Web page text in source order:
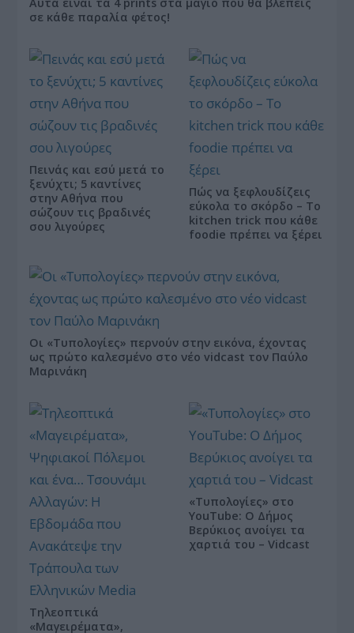
σε κάθε παραλία φέτος!
Πεινάς και εσύ μετά το
ξενύχτι; 5 καντίνες
στην Αθήνα που
σώζουν τις βραδινές
σου λιγούρες
Πώς να ξεφλουδίζεις
εύκολα το σκόρδο – Το
kitchen trick που κάθε
foodie πρέπει να ξέρει
Οι «Τυπολογίες» περνούν στην εικόνα, έχοντας
ως πρώτο καλεσμένο στο νέο vidcast τον Παύλο
Μαρινάκη
Τηλεοπτικά
«Μαγειρέματα»,
«Τυπολογίες» στο
YouTube: Ο Δήμος
Βερύκιος ανοίγει τα
χαρτιά του – Vidcast